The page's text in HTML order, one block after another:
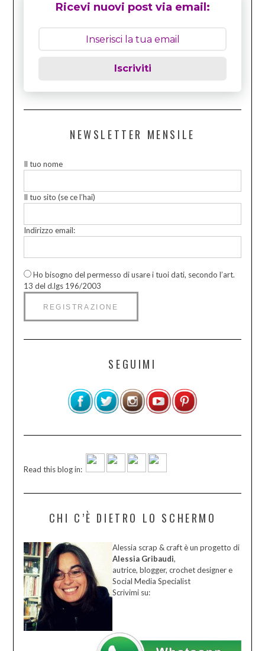
Ricevi nuovi post via email:
Iscriviti
NEWSLETTER MENSILE
Il tuo nome
Il tuo sito (se ce l’hai)
Indirizzo email:
Ho bisogno del permesso di usare i tuoi dati, secondo l’art.
13 del d.lgs 196/2003
SEGUIMI
Read this blog in:
CHI C’È DIETRO LO SCHERMO
Alessia scrap & craft è un progetto di
Alessia Gribaudi,
autrice, blogger, crochet designer e
Social Media Specialist
Scrivimi su: